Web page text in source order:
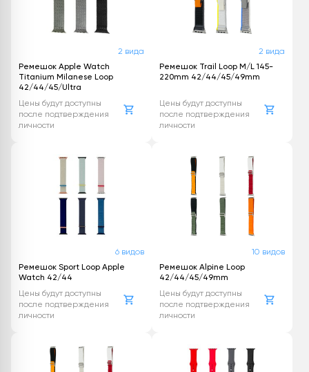
2 вида
Ремешок Apple Watch
Titanium Milanese Loop
42/44/45/Ultra
Цены будут доступны
после подтверждения
личности
2 вида
Ремешок Trail Loop M/L 145-
220mm 42/44/45/49mm
Цены будут доступны
после подтверждения
личности
6 видов
Ремешок Sport Loop Apple
Watch 42/44
Цены будут доступны
после подтверждения
личности
10 видов
Ремешок Alpine Loop
42/44/45/49mm
Цены будут доступны
после подтверждения
личности